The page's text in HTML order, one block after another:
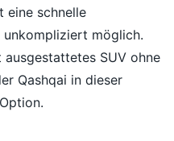
eine schnelle
möglich.
ausgestattetes SUV ohne
Qashqai in dieser